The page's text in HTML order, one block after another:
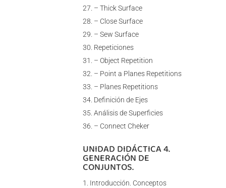
– Thick Surface
– Close Surface
– Sew Surface
Repeticiones
– Object Repetition
– Point a Planes Repetitions
– Planes Repetitions
Definición de Ejes
Análisis de Superficies
– Connect Cheker
UNIDAD DIDÁCTICA 4.
GENERACIÓN DE
CONJUNTOS.
Introducción. Conceptos